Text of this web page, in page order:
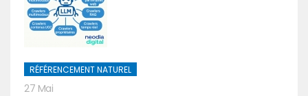
RÉFÉRENCEMENT NATUREL
27 Mai